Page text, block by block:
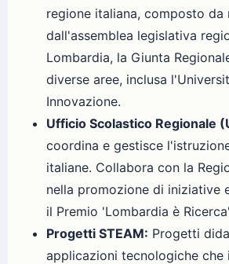
regione italiana, composto da
dall'assemblea legislativa
Lombardia, la Giunta
diverse aree, inclusa
Innovazione.
Ufficio Scolastico Regionale
coordina e gestisce
italiane. Collabora con la
nella promozione di iniziative
il Premio 'Lombardia è
Progetti STEAM: Progetti
applicazioni tecnologiche che